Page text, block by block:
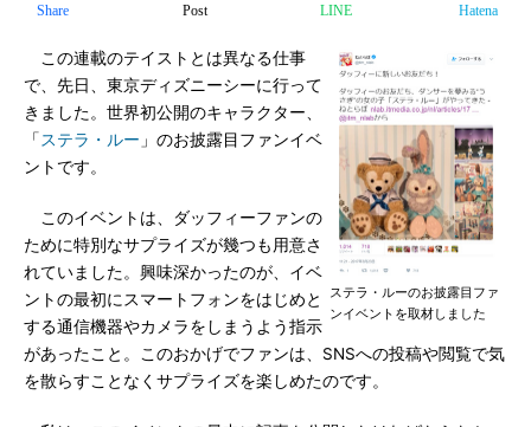
Share Post LINE Hatena
ステラ・ルーのお披露目ファ
ンイベントを取材しました
この連載のテイストとは異なる仕事
で、先日、東京ディズニーシーに行って
きました。世界初公開のキャラクター、
「 ステラ・ルー 」のお披露目ファンイベ
ントです。
このイベントは、ダッフィーファンの
ために特別なサプライズが幾つも用意さ
れていました。興味深かったのが、イベ
ントの最初にスマートフォンをはじめと
する通信機器やカメラをしまうよう指示
があったこと。このおかげでファンは、SNSへの投稿や閲覧で気
を散らすことなくサプライズを楽しめたのです。